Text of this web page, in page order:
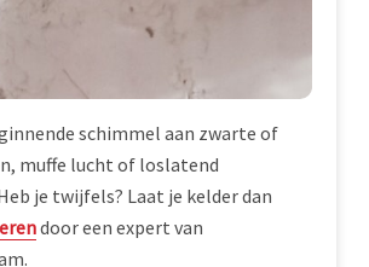
schimmel aan zwarte of
muffe lucht of loslatend
je twijfels? Laat je kelder dan
door een expert van